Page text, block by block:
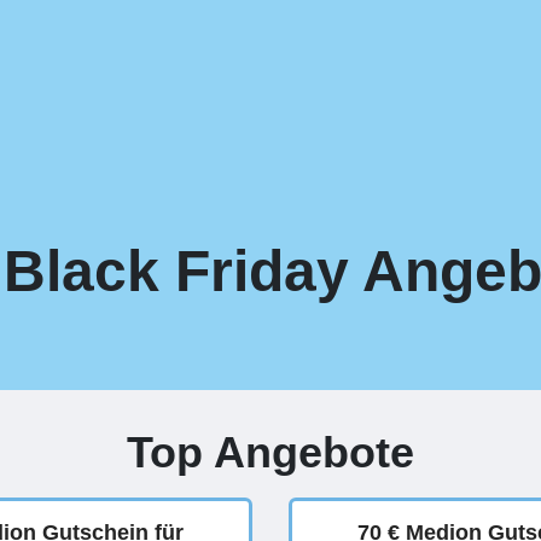
Friday
Top Angebote
Gutschein für 70 € Medion